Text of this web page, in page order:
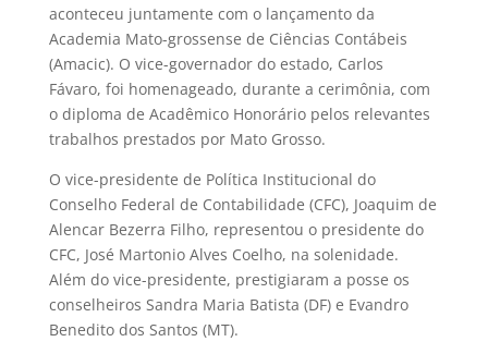
aconteceu juntamente com o lançamento da
Academia Mato-grossense de Ciências Contábeis
(Amacic). O vice-governador do estado, Carlos
Fávaro, foi homenageado, durante a cerimônia, com
o diploma de Acadêmico Honorário pelos relevantes
trabalhos prestados por Mato Grosso.
O vice-presidente de Política Institucional do
Conselho Federal de Contabilidade (CFC), Joaquim de
Alencar Bezerra Filho, representou o presidente do
CFC, José Martonio Alves Coelho, na solenidade.
Além do vice-presidente, prestigiaram a posse os
conselheiros Sandra Maria Batista (DF) e Evandro
Benedito dos Santos (MT).